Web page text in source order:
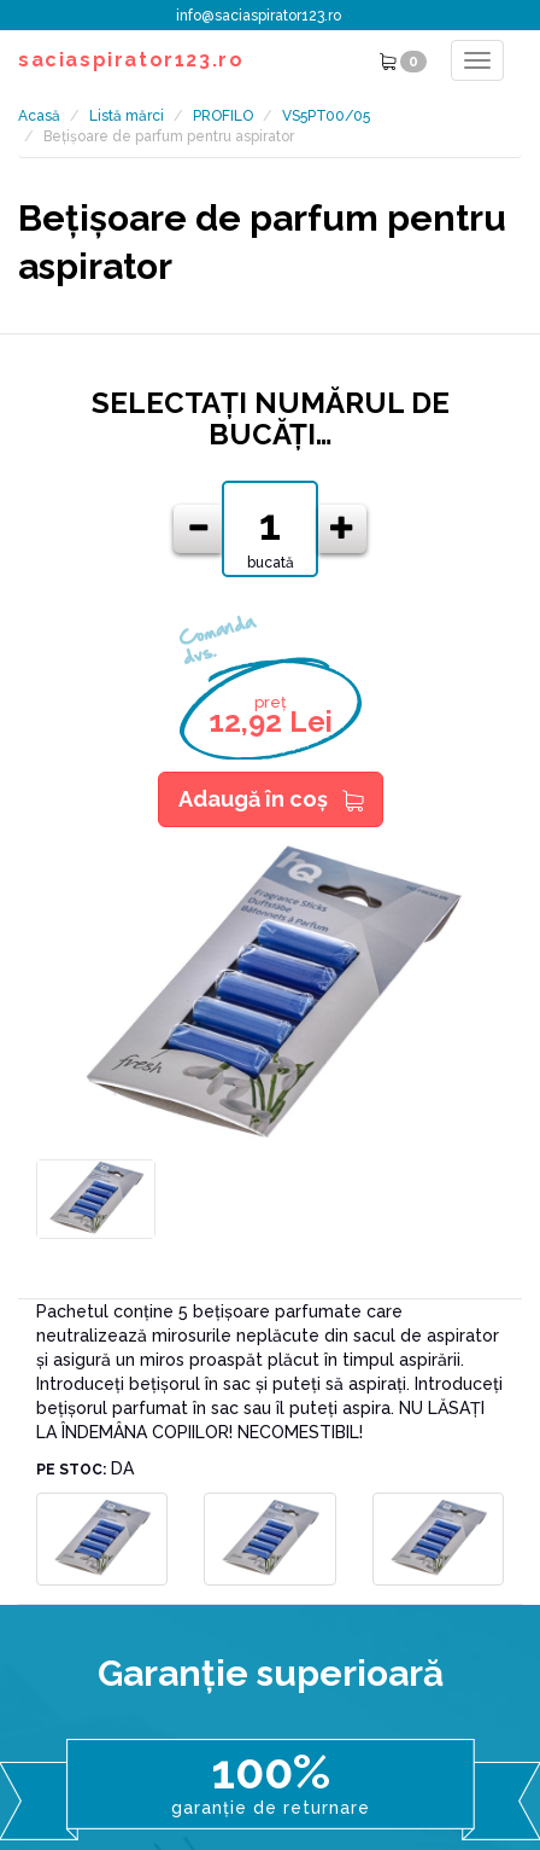
info@saciaspirator123.ro
saciaspirator123.ro 0
Toggle
Acasă Listă mărci PROFILO
VS5PT00/05
Bețișoare de parfum pentru aspirator
Bețișoare de parfum pentru
aspirator
SELECTAŢI NUMĂRUL DE
BUCĂŢI…
bucată
Comanda
dvs.
preț
12,92 Lei
Adaugă în coş
Pachetul conține 5 bețișoare parfumate care
neutralizează mirosurile neplăcute din sacul de aspirator
și asigură un miros proaspăt plăcut în timpul aspirării.
Introduceți bețișorul în sac și puteți să aspirați. Introduceți
bețișorul parfumat în sac sau îl puteți aspira. NU LĂSAŢI
LA ÎNDEMÂNA COPIILOR! NECOMESTIBIL!
PE STOC: DA
Garanţie superioară
100%
garanție de returnare